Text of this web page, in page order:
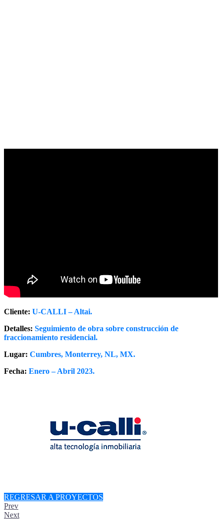
Cliente: U-CALLI – Altai.
Detalles: Seguimiento de obra sobre construcción de
fraccionamiento residencial.
Lugar: Cumbres, Monterrey, NL, MX.
Fecha: Enero – Abril 2023.
REGRESAR A PROYECTOS
Prev
Next